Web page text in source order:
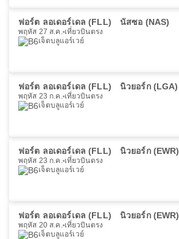
ฟอร์ต ลอเดอร์เดล (FLL) นัสซอ (NAS)
พฤหัส 27 ส.ค. เที่ยวบินตรง
เจ็ตบลูแอร์เวย์
ฟอร์ต ลอเดอร์เดล (FLL) นิวยอร์ก (LGA)
พฤหัส 23 ก.ค. เที่ยวบินตรง
เจ็ตบลูแอร์เวย์
ฟอร์ต ลอเดอร์เดล (FLL) นิวยอร์ก (EWR)
พฤหัส 23 ก.ค. เที่ยวบินตรง
เจ็ตบลูแอร์เวย์
ฟอร์ต ลอเดอร์เดล (FLL) นิวยอร์ก (EWR)
พฤหัส 20 ส.ค. เที่ยวบินตรง
เจ็ตบลูแอร์เวย์